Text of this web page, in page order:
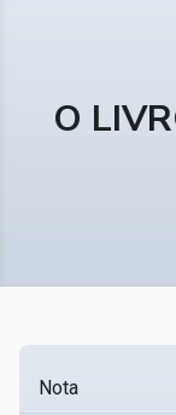
O
Nota